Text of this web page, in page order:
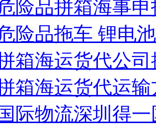
险品拼箱海事
险品拖车 锂电
箱海运货代公
箱海运货代运
际物流深圳得